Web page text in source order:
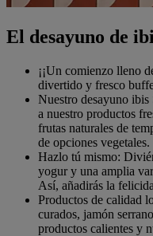
El desayuno de
¡¡Un comienzo lleno
divertido y fresco
Nuestro desayuno
a nuestro productos
frutas naturales de
de opciones vegetales.
Hazlo tú mismo:
yogur y una amplia
Así, añadirás la
Productos de calidad
curados, jamón
productos calientes y